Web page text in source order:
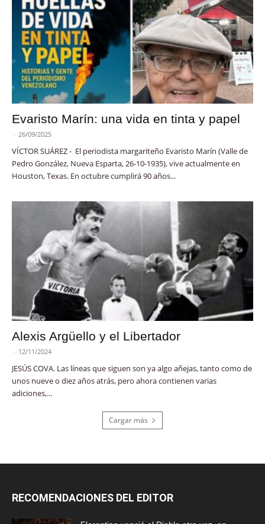
Evaristo Marín: una vida en tinta y papel
- 26/09/2025
VÍCTOR SUÁREZ - El periodista margariteño Evaristo Marín (Valle de
Pedro González, Nueva Esparta, 26-10-1935), vive actualmente en
Houston, Texas. En octubre cumplirá 90 años...
Alexis Argüello y el Libertador
- 12/11/2024
JESÚS COVA. Las líneas que siguen son ya algo añejas, tanto como de
unos nueve o diez años atrás, pero ahora contienen varias
adiciones,...
Cargar más
RECOMENDACIONES DEL EDITOR